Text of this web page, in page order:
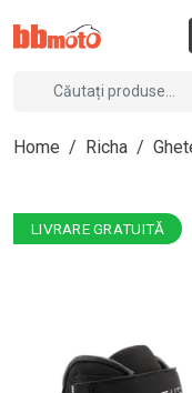
Home / Richa /
LIVRARE GRATUITĂ